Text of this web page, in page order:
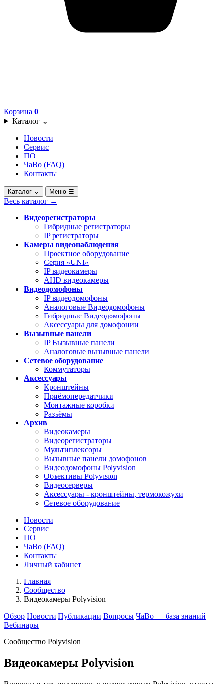
Корзина 0
Каталог ⌄
Новости
Сервис
ПО
ЧаВо (FAQ)
Контакты
Каталог ⌄ Меню ☰
Весь каталог →
Видеорегистраторы
Гибридные регистраторы
IP регистраторы
Камеры видеонаблюдения
Проектное оборудование
Серия «UNI»
IP видеокамеры
AHD видеокамеры
Видеодомофоны
IP видеодомофоны
Аналоговые Видеодомофоны
Гибридные Видеодомофоны
Аксессуары для домофонии
Вызывные панели
IP Вызывные панели
Аналоговые вызывные панели
Сетевое оборудование
Коммутаторы
Аксессуары
Кронштейны
Приёмопередатчики
Монтажные коробки
Разъёмы
Архив
Видеокамеры
Видеорегистраторы
Мультиплексоры
Вызывные панели домофонов
Видеодомофоны Polyvision
Объективы Polyvision
Видеосерверы
Аксессуары - кронштейны, термокожухи
Сетевое оборудование
Новости
Сервис
ПО
ЧаВо (FAQ)
Контакты
Личный кабинет
Главная
Сообщество
Видеокамеры Polyvision
Обзор Новости Публикации Вопросы ЧаВо — база знаний
Вебинары
Сообщество Polyvision
Видеокамеры Polyvision